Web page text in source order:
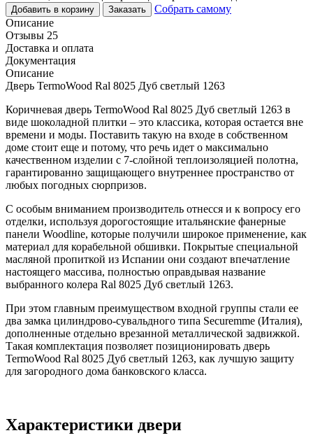
Добавить в корзину Заказать
Собрать самому
Описание
Отзывы 25
Доставка и оплата
Документация
Описание
Дверь TermoWood Ral 8025 Дуб светлый 1263
Коричневая дверь TermoWood Ral 8025 Дуб светлый 1263 в
виде шоколадной плитки – это классика, которая остается вне
времени и моды. Поставить такую на входе в собственном
доме стоит еще и потому, что речь идет о максимально
качественном изделии с 7-слойной теплоизоляцией полотна,
гарантированно защищающего внутреннее пространство от
любых погодных сюрпризов.
С особым вниманием производитель отнесся и к вопросу его
отделки, используя дорогостоящие итальянские фанерные
панели Woodline, которые получили широкое применение, как
материал для корабельной обшивки. Покрытые специальной
масляной пропиткой из Испании они создают впечатление
настоящего массива, полностью оправдывая название
выбранного колера Ral 8025 Дуб светлый 1263.
При этом главным преимуществом входной группы стали ее
два замка цилиндрово-сувальдного типа Securemme (Италия),
дополненные отдельно врезанной металлической задвижкой.
Такая комплектация позволяет позиционировать дверь
TermoWood Ral 8025 Дуб светлый 1263, как лучшую защиту
для загородного дома банковского класса.
Характеристики двери